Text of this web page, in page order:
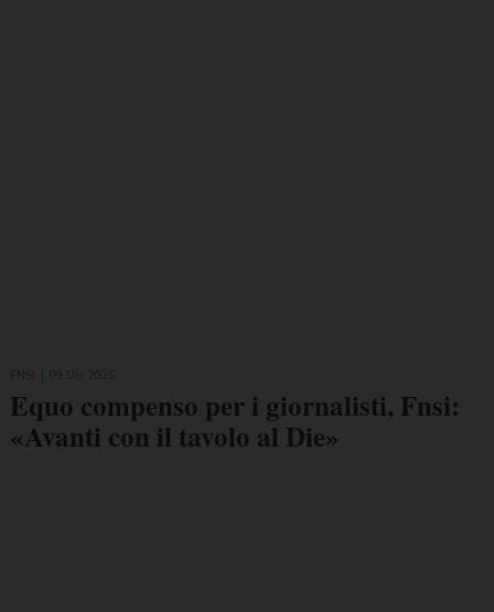
FNSI
Equo compenso per i giornalisti, Fnsi:
«Avanti con il tavolo al Die»